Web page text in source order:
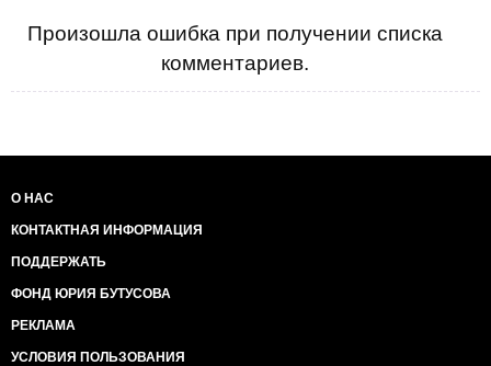
Произошла ошибка при получении списка
комментариев.
О НАС
КОНТАКТНАЯ ИНФОРМАЦИЯ
ПОДДЕРЖАТЬ
ФОНД ЮРИЯ БУТУСОВА
РЕКЛАМА
УСЛОВИЯ ПОЛЬЗОВАНИЯ